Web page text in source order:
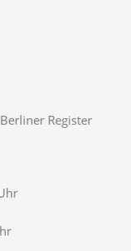
Register